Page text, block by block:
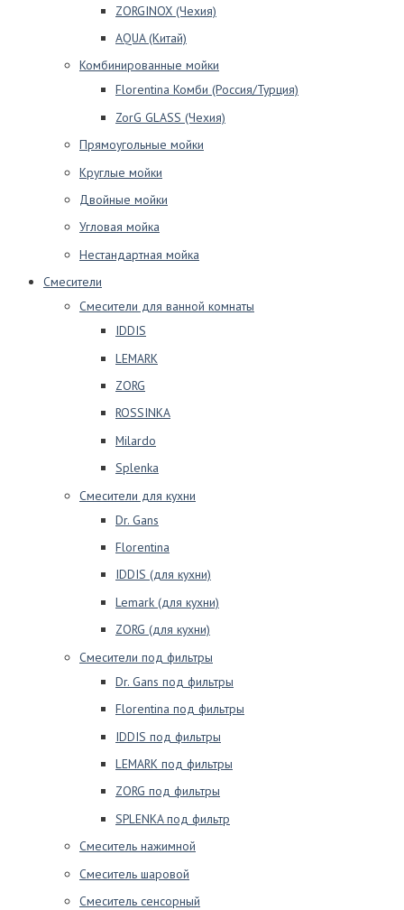
ZORGINOX (Чехия)
AQUA (Китай)
Комбинированные мойки
Florentina Комби (Россия/Турция)
ZorG GLASS (Чехия)
Прямоугольные мойки
Круглые мойки
Двойные мойки
Угловая мойка
Нестандартная мойка
Смесители
Смесители для ванной комнаты
IDDIS
LEMARK
ZORG
ROSSINKA
Milardo
Splenka
Смесители для кухни
Dr. Gans
Florentina
IDDIS (для кухни)
Lemark (для кухни)
ZORG (для кухни)
Смесители под фильтры
Dr. Gans под фильтры
Florentina под фильтры
IDDIS под фильтры
LEMARK под фильтры
ZORG под фильтры
SPLENKA под фильтр
Смеситель нажимной
Смеситель шаровой
Смеситель сенсорный